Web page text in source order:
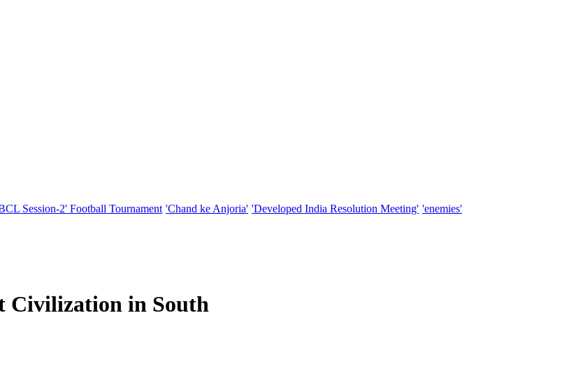
Session-2' Football Tournament 'Chand ke Anjoria' 'Developed India Resolution Meeting' 'enemies'
Civilization in South